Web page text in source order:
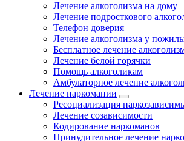
Лечение алкоголизма на дому
Лечение подросткового
Телефон доверия
Лечение алкоголизма у
Бесплатное лечение
Лечение белой горячки
Помощь алкоголикам
Амбулаторное лечение
Лечение наркомании
Ресоциализация
Лечение созависимости
Кодирование наркоманов
Принудительное лечение